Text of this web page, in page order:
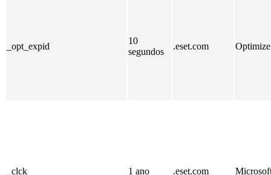
_opt_expid
10
segundos
.eset.com Optimize
_clck 1 ano .eset.com